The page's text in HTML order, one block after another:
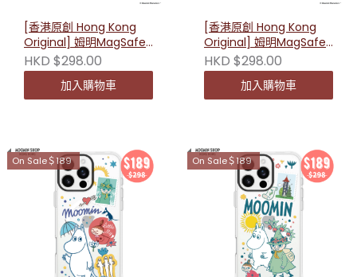
[香港原創 Hong Kong
Original] 姆明MagSafe
防摔手機殼（姆明書信）
HKD $298.00
加入購物車
[香港原創 Hong Kong
Original] 姆明MagSafe
防摔手機殼（小美書信）
HKD $298.00
加入購物車
On Sale＄189 On Sale＄189